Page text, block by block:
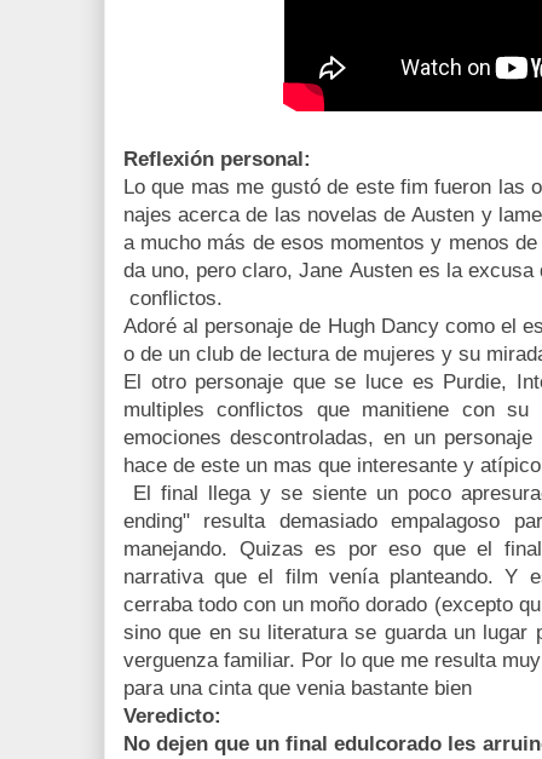
Reflexión personal:
Lo que mas me gustó de este fim fueron las
najes acerca de las novelas de Austen y
a mucho más de esos momentos y menos
da uno, pero claro, Jane Austen es la
conflictos.
Adoré al personaje de Hugh Dancy como el
o de un club de lectura de mujeres y su
El otro personaje que se luce es Purdie,
multiples conflictos que manitiene con
emociones descontroladas, en un
hace de este un mas que interesante y
El final llega y se siente un poco
ending" resulta demasiado empalagoso
manejando. Quizas es por eso que el
narrativa que el film venía planteando. Y
cerraba todo con un moño dorado (excepto
sino que en su literatura se guarda un lugar
verguenza familiar. Por lo que me resulta
para una cinta que venia bastante bien
Veredicto:
No dejen que un final edulcorado les